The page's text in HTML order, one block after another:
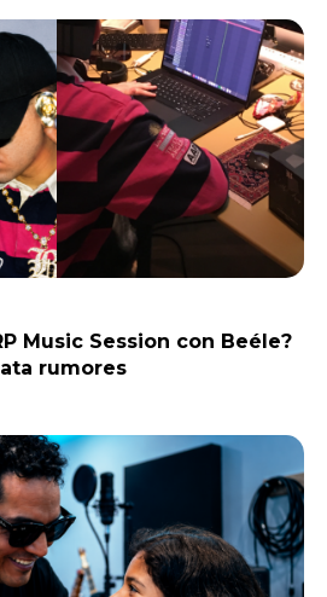
Music Session con Beéle?
rumores